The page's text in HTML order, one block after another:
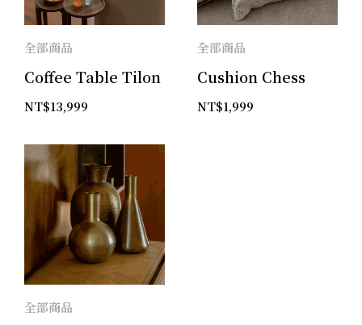
全部商品
Coffee Table Tilon
NT$13,999
全部商品
Cushion Chess
NT$1,999
全部商品